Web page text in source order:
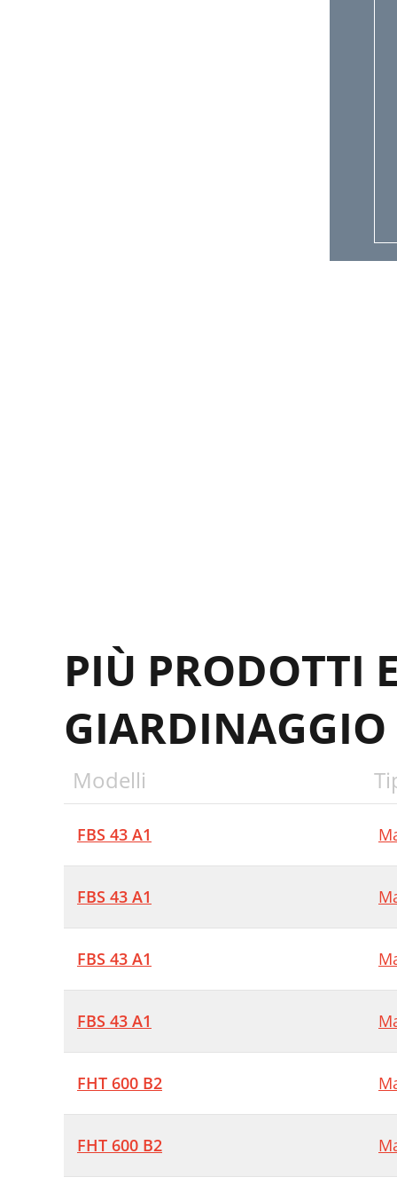
PIÙ PRODOTTI
GIARDINAGGIO
Modelli
FBS 43 A1
FBS 43 A1
FBS 43 A1
FBS 43 A1
FHT 600 B2
FHT 600 B2